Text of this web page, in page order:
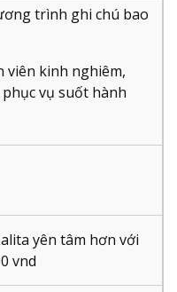
trình ghi chú bao
kinh nghiêm,
vụ suốt hành
yên tâm hơn với
vnd